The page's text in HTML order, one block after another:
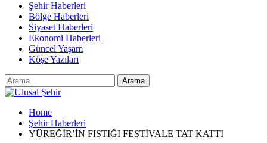
Şehir Haberleri
Bölge Haberleri
Siyaset Haberleri
Ekonomi Haberleri
Güncel Yaşam
Köşe Yazıları
Home
Şehir Haberleri
YÜREĞİR’İN FISTIĞI FESTİVALE TAT KATTI